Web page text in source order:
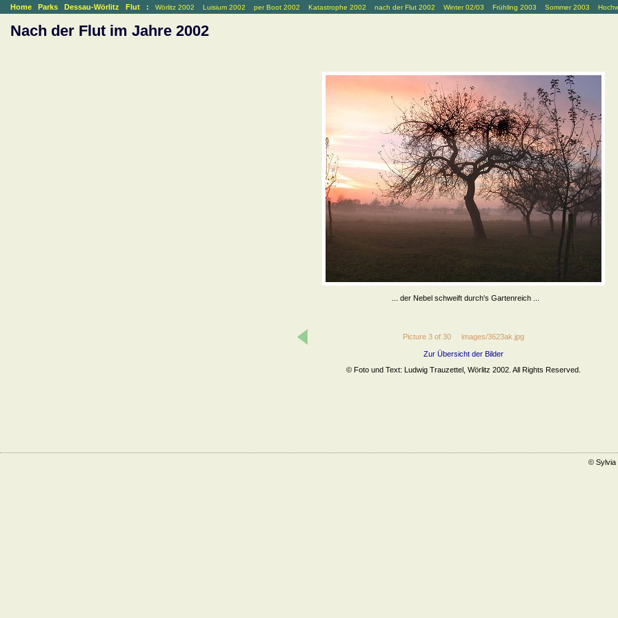
Home Parks Dessau-Wörlitz Flut : Wörlitz 2002 Luisium 2002 per Boot 2002 Katastrophe 2002 nach der Flut 2002 Winter 02/03 Frühling 2003 Sommer 2003
Nach der Flut im Jahre 2002
... der Nebel schweift durch's Gartenreich ...
Picture 3 of 30 images/3623ak.jpg
Zur Übersicht der Bilder
© Foto und Text: Ludwig Trauzettel, Wörlitz 2002. All Rights Reserved.
© Sylvia